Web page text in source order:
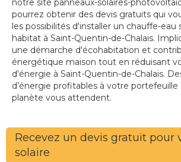
notre site panneaux-solaires-
pourrez obtenir des devis gratuits qui
les possibilités d'installer un chauffe-eau
habitat à Saint-Quentin-de-Chalais.
une démarche d'écohabitation et
énergétique maison tout en réduisant
d'énergie à Saint-Quentin-de-Chalais.
d’énergie profitables à votre
planète vous attendent.
Recevez un devis gratuit pour
solaire